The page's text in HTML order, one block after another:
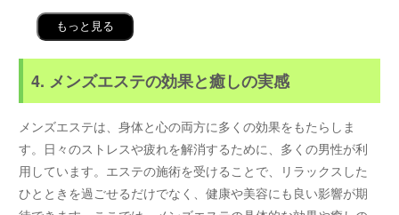
もっと見る
4. メンズエステの効果と癒しの実感
メンズエステは、身体と心の両方に多くの効果をもたらしま
す。日々のストレスや疲れを解消するために、多くの男性が利
用しています。エステの施術を受けることで、リラックスした
ひとときを過ごせるだけでなく、健康や美容にも良い影響が期